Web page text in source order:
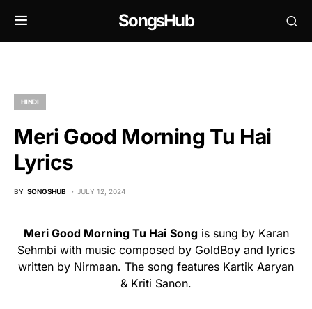
SongsHub
HINDI
Meri Good Morning Tu Hai
Lyrics
BY SONGSHUB JULY 12, 2024
Meri Good Morning Tu Hai Songis sung by Karan
Sehmbi with music composed by GoldBoy and lyrics
written by Nirmaan. The song features Kartik Aaryan
& Kriti Sanon.